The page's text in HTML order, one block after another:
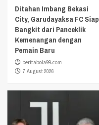
Ditahan Imbang Bekasi
City, Garudayaksa FC Siap
Bangkit dari Panceklik
Kemenangan dengan
Pemain Baru
beritabola99.com
7 August 2026